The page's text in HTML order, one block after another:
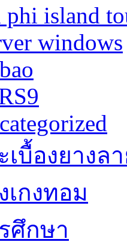
phi island
windows
เบื้องยางล
เกงทอม
ศึกษา